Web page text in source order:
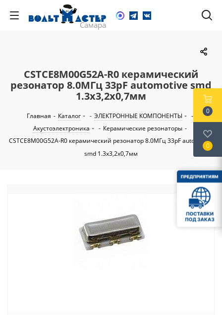
CSTCE8M00G52A-R0 керамический
резонатор 8.0МГц 33pF automotive smd
1.3х3,2х0,7мм
Главная - Каталог - ЭЛЕКТРОННЫЕ КОМПОНЕНТЫ
-
Акустоэлектроника
- Керамические резонаторы -
CSTCE8M00G52A-R0 керамический резонатор 8.0МГц 33pF automotive
smd 1.3х3,2х0,7мм
0
0